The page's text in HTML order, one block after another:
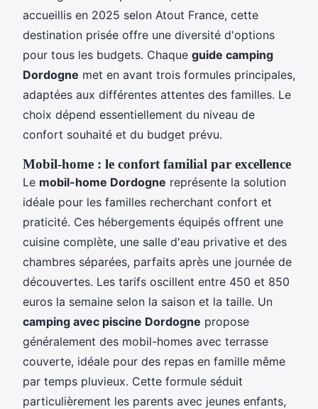
accueillis en 2025 selon Atout France, cette
destination prisée offre une diversité d'options
pour tous les budgets. Chaque guide camping
Dordogne met en avant trois formules principales,
adaptées aux différentes attentes des familles. Le
choix dépend essentiellement du niveau de
confort souhaité et du budget prévu.
Mobil-home : le confort familial par excellence
Le mobil-home Dordogne représente la solution
idéale pour les familles recherchant confort et
praticité. Ces hébergements équipés offrent une
cuisine complète, une salle d'eau privative et des
chambres séparées, parfaits après une journée de
découvertes. Les tarifs oscillent entre 450 et 850
euros la semaine selon la saison et la taille. Un
camping avec piscine Dordogne propose
généralement des mobil-homes avec terrasse
couverte, idéale pour des repas en famille même
par temps pluvieux. Cette formule séduit
particulièrement les parents avec jeunes enfants,